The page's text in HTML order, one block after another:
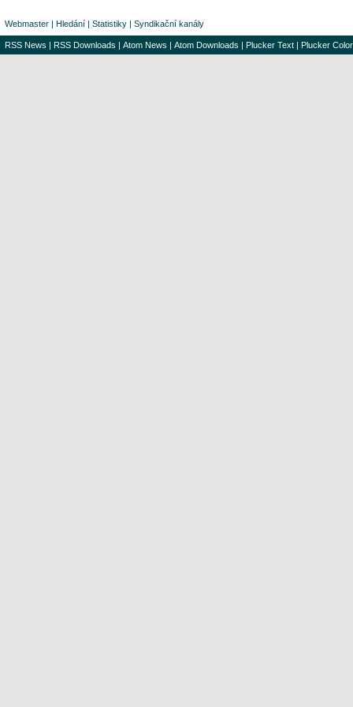
Webmaster | Hledání | Statistiky | Syndikační kanály
RSS News | RSS Downloads | Atom News | Atom Downloads | Plucker Text | Plucker Color